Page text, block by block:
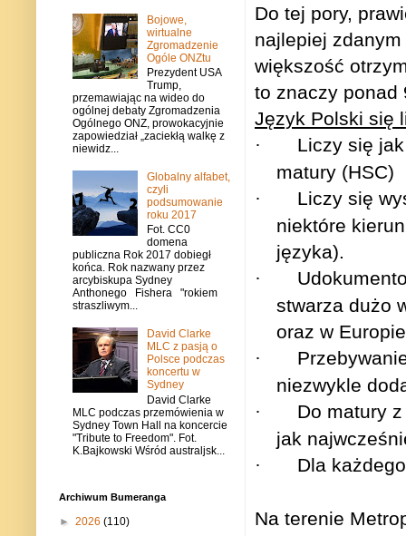
Do tej pory,
najlepiej
większość
to znaczy ponad
Język Polski się
·
Liczy się
matury (HSC)
·
Liczy się
niektóre
języka).
·
stwarza dużo
oraz w
·
niezwykle
·
Do matury
jak
· Dla
Na terenie
Bojowe,
wirtualne
Zgromadzenie
Ogóle ONZtu
Prezydent USA
Trump,
przemawiając na wideo do
ogólnej debaty Zgromadzenia
Ogólnego ONZ, prowokacyjnie
zapowiedział „zaciekłą walkę z
niewidz...
Globalny alfabet,
czyli
podsumowanie
roku 2017
Fot. CC0
domena
publiczna Rok 2017 dobiegł
końca. Rok nazwany przez
arcybiskupa Sydney
Anthonego Fishera "rokiem
straszliwym...
David Clarke
MLC z pasją o
Polsce podczas
koncertu w
Sydney
David Clarke
MLC podczas przemówienia w
Sydney Town Hall na koncercie
"Tribute to Freedom". Fot.
K.Bajkowski Wśród australjsk...
Archiwum Bumeranga
► 2026 (110)